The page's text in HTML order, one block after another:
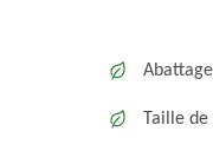
Taille